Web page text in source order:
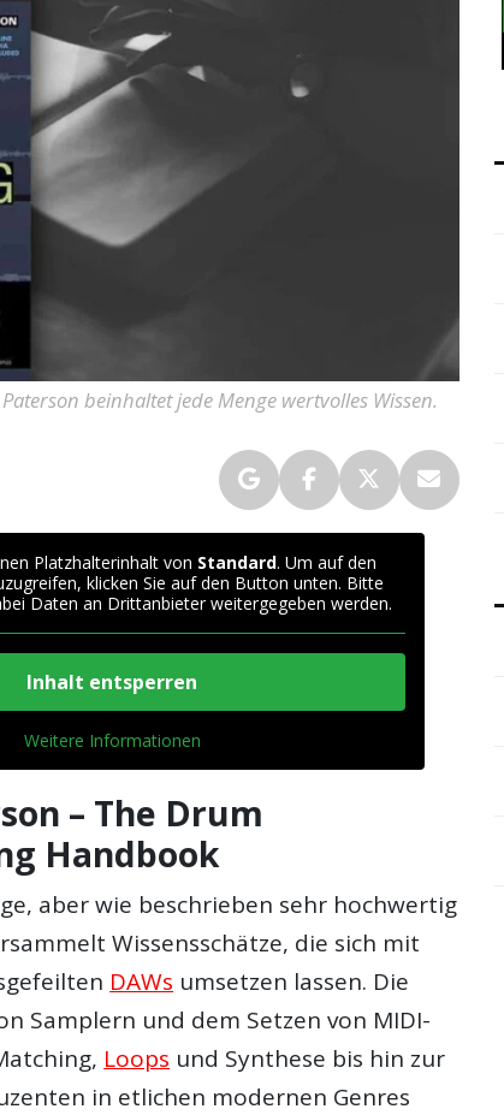
beinhaltet jede Menge wertvolles Wissen.
Platzhalterinhalt von Standard. Um auf den
klicken Sie auf den Button unten. Bitte
Daten an Drittanbieter weitergegeben werden.
Inhalt entsperren
Weitere Informationen
– The Drum
Handbook
aber wie beschrieben sehr hochwertig
Wissensschätze, die sich mit
DAWs umsetzen lassen. Die
Samplern und dem Setzen von MIDI-
Loops und Synthese bis hin zur
in etlichen modernen Genres